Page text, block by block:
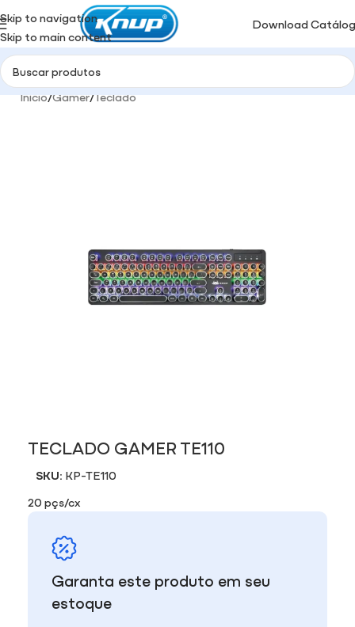
Skip to navigation
Skip to main content
Download
Início/Gamer/Teclado
TECLADO GAMER TE110
SKU: KP-TE110
20 pçs/cx
Garanta este produto em seu
estoque